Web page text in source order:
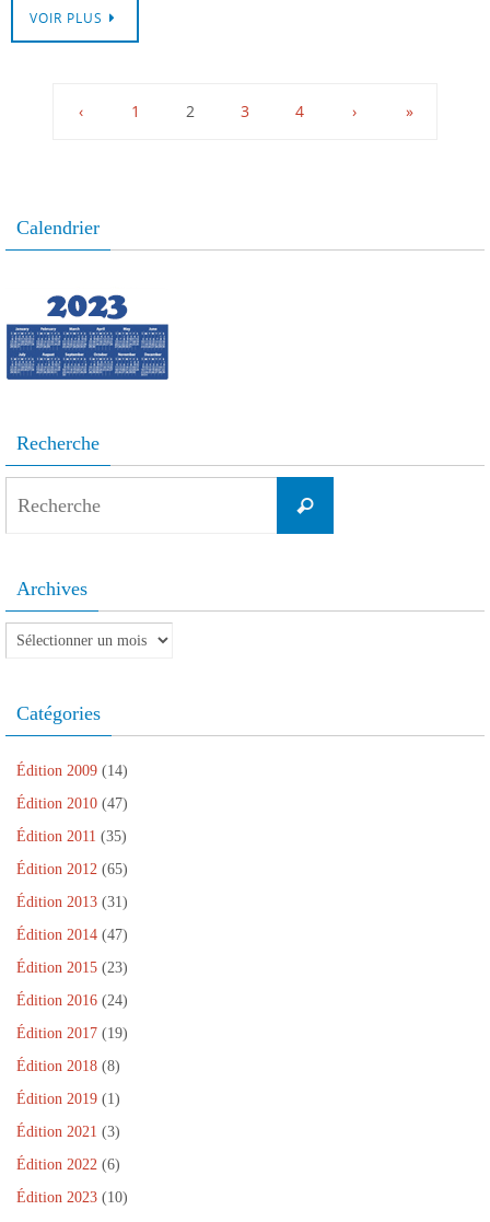
VOIR PLUS
‹ 1 2 3 4 › »
Calendrier
Recherche
Recherche
Archives
Archives
Catégories
Édition 2009 (14)
Édition 2010 (47)
Édition 2011 (35)
Édition 2012 (65)
Édition 2013 (31)
Édition 2014 (47)
Édition 2015 (23)
Édition 2016 (24)
Édition 2017 (19)
Édition 2018 (8)
Édition 2019 (1)
Édition 2021 (3)
Édition 2022 (6)
Édition 2023 (10)